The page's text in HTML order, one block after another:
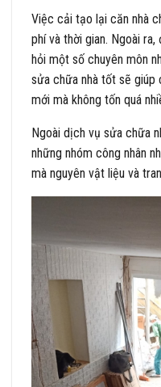
Việc cải tạo lại căn nhà
phí và thời gian. Ngoài
hỏi một số chuyên môn
sửa chữa nhà tốt sẽ giúp
mới mà không tốn quá
Ngoài dịch vụ sửa chữa
những nhóm công nhân
mà nguyên vật liệu và